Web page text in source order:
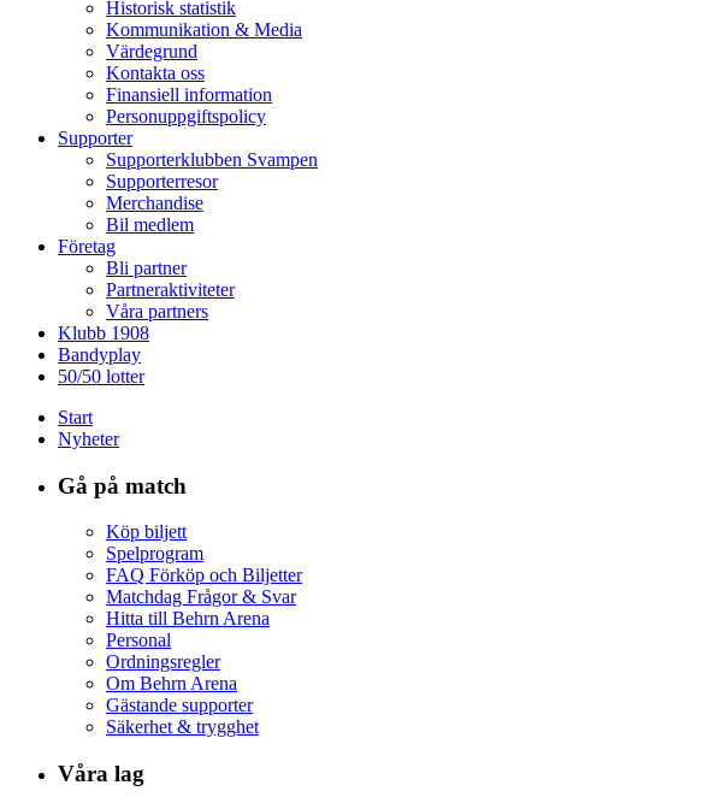
Historisk statistik
Kommunikation & Media
Värdegrund
Kontakta oss
Finansiell information
Personuppgiftspolicy
Supporter
Supporterklubben Svampen
Supporterresor
Merchandise
Bil medlem
Företag
Bli partner
Partneraktiviteter
Våra partners
Klubb 1908
Bandyplay
50/50 lotter
Start
Nyheter
Gå på match
Köp biljett
Spelprogram
FAQ Förköp och Biljetter
Matchdag Frågor & Svar
Hitta till Behrn Arena
Personal
Ordningsregler
Om Behrn Arena
Gästande supporter
Säkerhet & trygghet
Våra lag